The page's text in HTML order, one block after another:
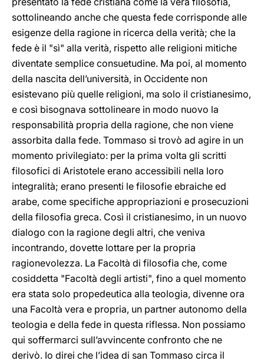
sottolineando anche che questa fede corrisponde alle
esigenze della ragione in ricerca della verità; che la
fede è il "sì" alla verità, rispetto alle religioni mitiche
diventate semplice consuetudine. Ma poi, al momento
della nascita dell’università, in Occidente non
esistevano più quelle religioni, ma solo il cristianesimo,
e così bisognava sottolineare in modo nuovo la
responsabilità propria della ragione, che non viene
assorbita dalla fede. Tommaso si trovò ad agire in un
momento privilegiato: per la prima volta gli scritti
filosofici di Aristotele erano accessibili nella loro
integralità; erano presenti le filosofie ebraiche ed
arabe, come specifiche appropriazioni e prosecuzioni
della filosofia greca. Così il cristianesimo, in un nuovo
dialogo con la ragione degli altri, che veniva
incontrando, dovette lottare per la propria
ragionevolezza. La Facoltà di filosofia che, come
cosiddetta "Facoltà degli artisti", fino a quel momento
era stata solo propedeutica alla teologia, divenne ora
una Facoltà vera e propria, un partner autonomo della
teologia e della fede in questa riflessa. Non possiamo
qui soffermarci sull’avvincente confronto che ne
derivò. Io direi che l’idea di san Tommaso circa il